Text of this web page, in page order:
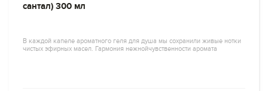
сантал) 300 мл
В каждой капеле ароматного геля для душа мы сохранили живые нотки
чистых эфирных масел. Гармония нежнойчувственности аромата